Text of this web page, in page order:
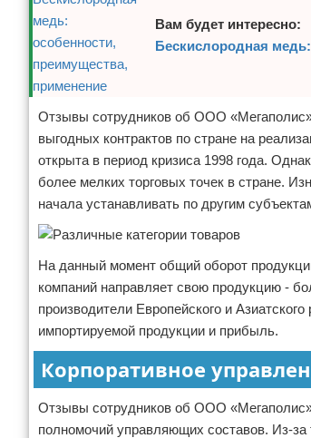
Вам будет интересно:
Бескислородная
Отзывы сотрудников об ООО «Мегаполис»
выгодных контрактов по стране на
открыта в период кризиса 1998 года.
более мелких торговых точек в стране.
начала устанавливать по другим
На данный момент общий оборот
компаний направляет свою продукцию -
производители Европейского и
импортируемой продукции и прибыль.
Корпоративное
Отзывы сотрудников об ООО «Мегаполис»
полномочий управляющих составов. Из-за